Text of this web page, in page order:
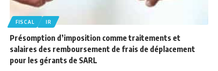
FISCAL IR
Présomption d’imposition comme traitements et
salaires des remboursement de frais de déplacement
pour les gérants de SARL